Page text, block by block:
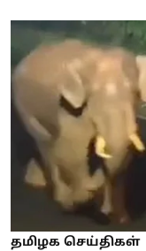
தமிழக செய்திகள்